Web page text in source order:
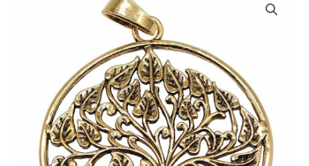
Feuillu